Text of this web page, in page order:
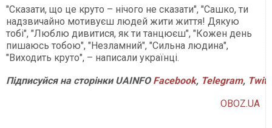
"Сказати, що це круто – нічого не сказати", "Сашко, ти
надзвичайно мотивуєш людей жити життя! Дякую
тобі", "Люблю дивитися, як ти танцюєш", "Кожен день
пишаюсь тобою", "Незламний", "Сильна людина",
"Виходить круто", – написали українці.
Підписуйся на сторінки UAINFO Facebook, Telegram,
OBOZ.UA